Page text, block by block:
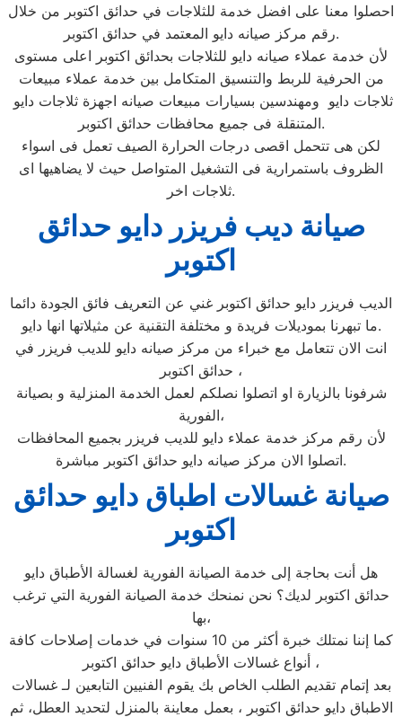
احصلوا معنا على افضل خدمة للثلاجات في حدائق اكتوبر من خلال
رقم مركز صيانه دايو المعتمد في حدائق اكتوبر.
لأن خدمة عملاء صيانه دايو للثلاجات بحدائق اكتوبر اعلى مستوى
من الحرفية للربط والتنسيق المتكامل بين خدمة عملاء مبيعات
ثلاجات دايو ومهندسين بسيارات مبيعات صيانه اجهزة ثلاجات دايو
المتنقلة فى جميع محافظات حدائق اكتوبر.
لكن هى تتحمل اقصى درجات الحرارة الصيف تعمل فى اسواء
الظروف باستمرارية فى التشغيل المتواصل حيث لا يضاهيها اى
ثلاجات اخر.
صيانة ديب فريزر دايو حدائق
اكتوبر
الديب فريزر دايو حدائق اكتوبر غني عن التعريف فائق الجودة دائما
ما تبهرنا بموديلات فريدة و مختلفة التقنية عن مثيلاتها انها دايو.
انت الان تتعامل مع خبراء من مركز صيانه دايو للديب فريزر في
حدائق اكتوبر ،
شرفونا بالزيارة او اتصلوا نصلكم لعمل الخدمة المنزلية و بصيانة
الفورية،
لأن رقم مركز خدمة عملاء دايو للديب فريزر بجميع المحافظات
اتصلوا الان مركز صيانه دايو حدائق اكتوبر مباشرة.
صيانة غسالات اطباق دايو حدائق
اكتوبر
هل أنت بحاجة إلى خدمة الصيانة الفورية لغسالة الأطباق دايو
حدائق اكتوبر لديك؟ نحن نمنحك خدمة الصيانة الفورية التي ترغب
بها،
كما إننا نمتلك خبرة أكثر من 10 سنوات في خدمات إصلاحات كافة
أنواع غسالات الأطباق دايو حدائق اكتوبر ،
بعد إتمام تقديم الطلب الخاص بك يقوم الفنيين التابعين لـ غسالات
الاطباق دايو حدائق اكتوبر ، بعمل معاينة بالمنزل لتحديد العطل، ثم